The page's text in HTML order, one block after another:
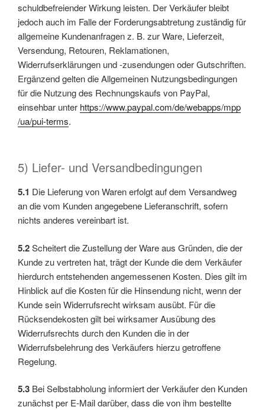
schuldbefreiender Wirkung leisten. Der Verkäufer bleibt
jedoch auch im Falle der Forderungsabtretung zuständig für
allgemeine Kundenanfragen z. B. zur Ware, Lieferzeit,
Versendung, Retouren, Reklamationen,
Widerrufserklärungen und -zusendungen oder Gutschriften.
Ergänzend gelten die Allgemeinen Nutzungsbedingungen
für die Nutzung des Rechnungskaufs von PayPal,
einsehbar unter https://www.paypal.com/de/webapps/mpp
/ua/pui-terms.
5) Liefer- und Versandbedingungen
5.1 Die Lieferung von Waren erfolgt auf dem Versandweg
an die vom Kunden angegebene Lieferanschrift, sofern
nichts anderes vereinbart ist.
5.2Scheitert die Zustellung der Ware aus Gründen, die der
Kunde zu vertreten hat, trägt der Kunde die dem Verkäufer
hierdurch entstehenden angemessenen Kosten. Dies gilt im
Hinblick auf die Kosten für die Hinsendung nicht, wenn der
Kunde sein Widerrufsrecht wirksam ausübt. Für die
Rücksendekosten gilt bei wirksamer Ausübung des
Widerrufsrechts durch den Kunden die in der
Widerrufsbelehrung des Verkäufers hierzu getroffene
Regelung.
5.3 Bei Selbstabholung informiert der Verkäufer den Kunden
zunächst per E-Mail darüber, dass die von ihm bestellte